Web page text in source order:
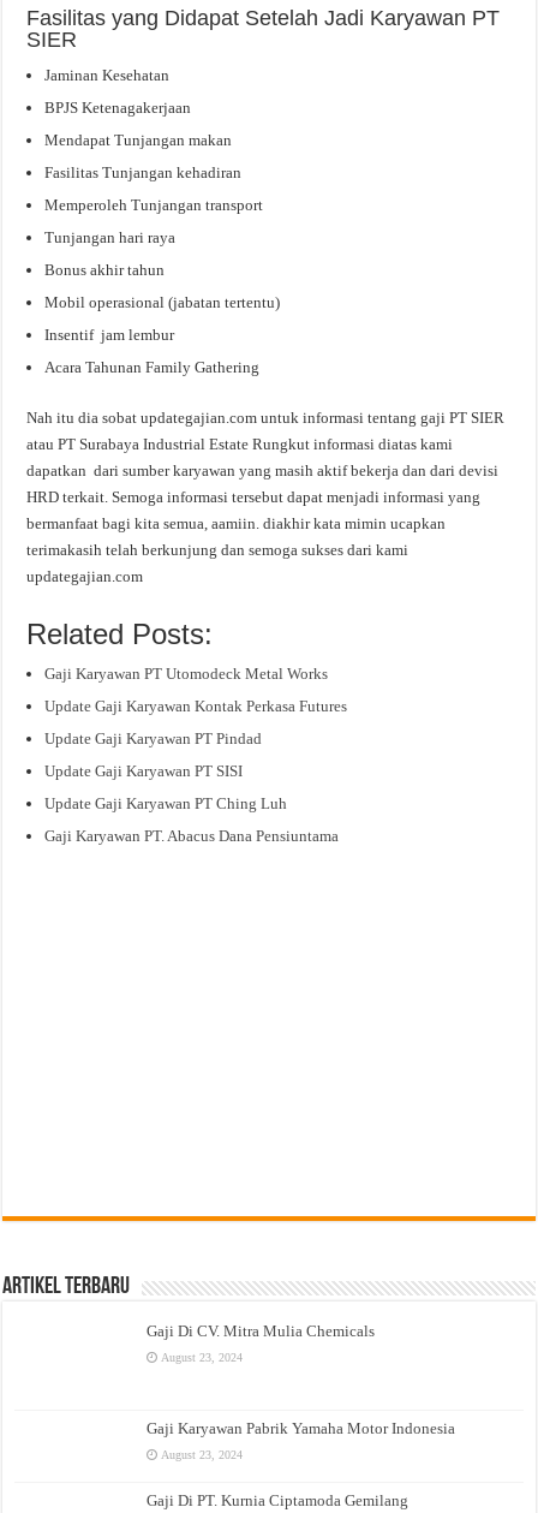
Fasilitas yang Didapat Setelah Jadi Karyawan PT
SIER
Jaminan Kesehatan
BPJS Ketenagakerjaan
Mendapat Tunjangan makan
Fasilitas Tunjangan kehadiran
Memperoleh Tunjangan transport
Tunjangan hari raya
Bonus akhir tahun
Mobil operasional (jabatan tertentu)
Insentif jam lembur
Acara Tahunan Family Gathering
Nah itu dia sobat updategajian.com untuk informasi tentang gaji PT SIER
atau PT Surabaya Industrial Estate Rungkut informasi diatas kami
dapatkan dari sumber karyawan yang masih aktif bekerja dan dari devisi
HRD terkait. Semoga informasi tersebut dapat menjadi informasi yang
bermanfaat bagi kita semua, aamiin. diakhir kata mimin ucapkan
terimakasih telah berkunjung dan semoga sukses dari kami
updategajian.com
Related Posts:
Gaji Karyawan PT Utomodeck Metal Works
Update Gaji Karyawan Kontak Perkasa Futures
Update Gaji Karyawan PT Pindad
Update Gaji Karyawan PT SISI
Update Gaji Karyawan PT Ching Luh
Gaji Karyawan PT. Abacus Dana Pensiuntama
Artikel Terbaru
Gaji Di CV. Mitra Mulia Chemicals
August 23, 2024
Gaji Karyawan Pabrik Yamaha Motor Indonesia
August 23, 2024
Gaji Di PT. Kurnia Ciptamoda Gemilang